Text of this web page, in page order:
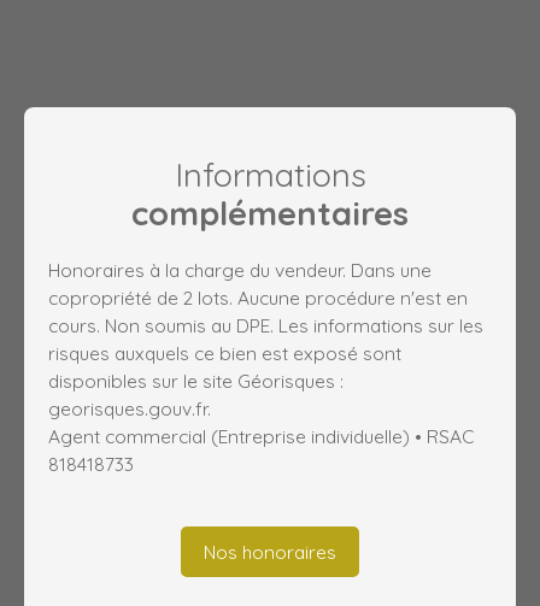
Informations
complémentaires
Honoraires à la charge du vendeur. Dans une
copropriété de 2 lots. Aucune procédure n'est en
cours. Non soumis au DPE. Les informations sur les
risques auxquels ce bien est exposé sont
disponibles sur le site Géorisques :
georisques.gouv.fr.
Agent commercial (Entreprise individuelle) • RSAC
818418733
Nos honoraires